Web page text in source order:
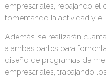
empresariales, rebajando el
fomentando la actividad y
Además, se realizarán
a ambas partes para
diseño de programas de
empresariales, trabajando